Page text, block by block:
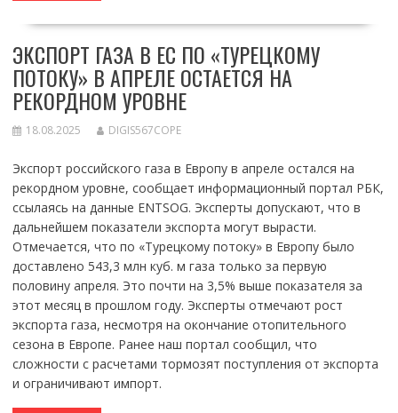
ЭКСПОРТ ГАЗА В ЕС ПО «ТУРЕЦКОМУ
ПОТОКУ» В АПРЕЛЕ ОСТАЕТСЯ НА
РЕКОРДНОМ УРОВНЕ
18.08.2025 DIGIS567COPE
Экспорт российского газа в Европу в апреле остался на
рекордном уровне, сообщает информационный портал РБК,
ссылаясь на данные ENTSOG. Эксперты допускают, что в
дальнейшем показатели экспорта могут вырасти.
Отмечается, что по «Турецкому потоку» в Европу было
доставлено 543,3 млн куб. м газа только за первую
половину апреля. Это почти на 3,5% выше показателя за
этот месяц в прошлом году. Эксперты отмечают рост
экспорта газа, несмотря на окончание отопительного
сезона в Европе. Ранее наш портал сообщил, что
сложности с расчетами тормозят поступления от экспорта
и ограничивают импорт.